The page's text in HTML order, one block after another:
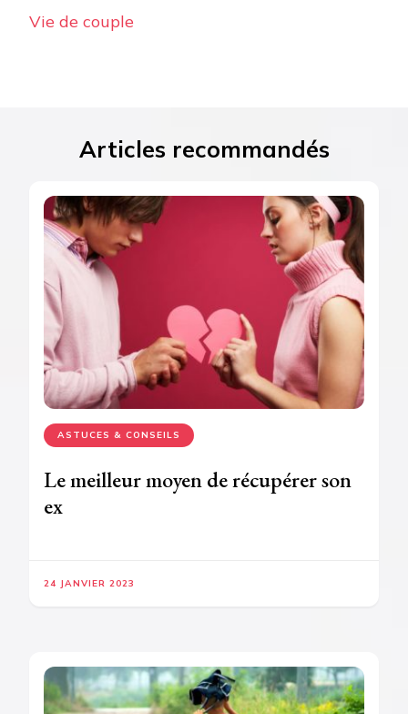
Vie de couple
Articles recommandés
ASTUCES & CONSEILS
Le meilleur moyen de récupérer son
ex
24 JANVIER 2023